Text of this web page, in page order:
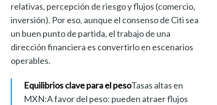
relativas, percepción de riesgo y flujos (comercio,
inversión). Por eso, aunque el consenso de Citi sea
un buen punto de partida, el trabajo de una
dirección financiera es convertirlo en escenarios
operables.
Equilibrios clave para el pesoTasas altas en
MXN:A favor del peso: pueden atraer flujos